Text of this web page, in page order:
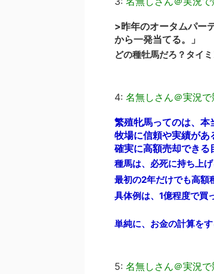
>昨年のオータムパー
から一発当てる。」
どの種牡馬だろ？タイ
4: 名無しさん＠実況で
繁殖牝馬ってのは、本
牧場に信頼や実績があ
確実に高額売却できる
種馬は、必死に持ち上
最初の2年だけでも高額
具体例は、1億程度で買
単純に、お金の計算を
5: 名無しさん＠実況で